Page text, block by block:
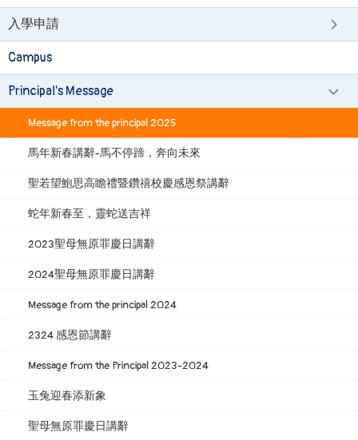
入學申請
Campus
Principal's Message
Message from the principal 2025
馬年新春講辭-馬不停蹄，奔向未來
聖若望鮑思高瞻禮暨鑽禧校慶感恩祭講辭
蛇年新春至，靈蛇送吉祥
2023聖母無原罪慶日講辭
2024聖母無原罪慶日講辭
Message from the principal 2024
2324 感恩節講辭
Message from the Principal 2023-2024
玉兔迎春添新象
聖母無原罪慶日講辭